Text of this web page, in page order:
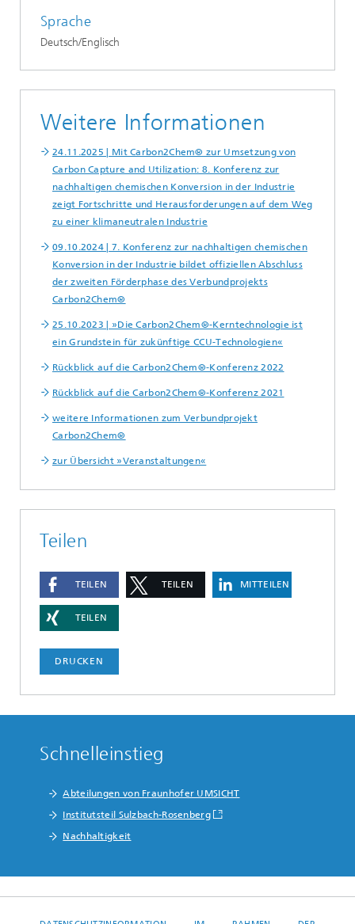
Sprache
Deutsch/Englisch
Weitere Informationen
24.11.2025 | Mit Carbon2Chem® zur Umsetzung von
Carbon Capture and Utilization: 8. Konferenz zur
nachhaltigen chemischen Konversion in der Industrie
zeigt Fortschritte und Herausforderungen auf dem Weg
zu einer klimaneutralen Industrie
09.10.2024 | 7. Konferenz zur nachhaltigen chemischen
Konversion in der Industrie bildet offiziellen Abschluss
der zweiten Förderphase des Verbundprojekts
Carbon2Chem®
25.10.2023 | »Die Carbon2Chem®-Kerntechnologie ist
ein Grundstein für zukünftige CCU-Technologien«
Rückblick auf die Carbon2Chem®-Konferenz 2022
Rückblick auf die Carbon2Chem®-Konferenz 2021
weitere Informationen zum Verbundprojekt
Carbon2Chem®
zur Übersicht »Veranstaltungen«
Teilen
TEILEN TEILEN MITTEILEN
TEILEN
DRUCKEN
Schnelleinstieg
Abteilungen von Fraunhofer UMSICHT
Institutsteil Sulzbach-Rosenberg
Nachhaltigkeit